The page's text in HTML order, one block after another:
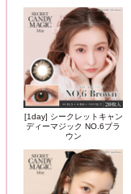
[1day] シークレットキャン
ディーマジック NO.6ブラ
ウン